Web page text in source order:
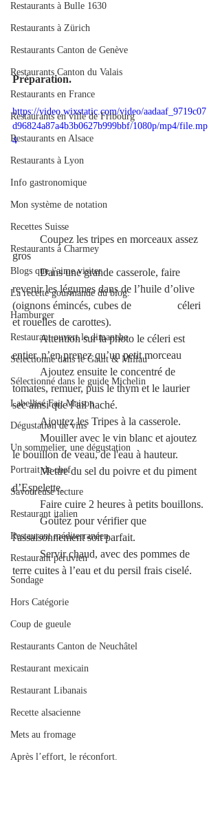
Restaurants à Bulle 1630
Restaurants à Zürich
Restaurants Canton de Genève
Restaurants Canton du Valais
Restaurants en France
Restaurants en ville de Fribourg
Restaurants en Alsace
Restaurants à Lyon
Info gastronomique
Mon système de notation
Recettes Suisse
Restaurants à Charmey
Blogs que j'aime visiter
La recette gourmande du blog.
Hamburger
Restaurant ouvert le dimanche
Sélectionné dans le Gault & Millau
Sélectionné dans le guide Michelin
Labellisé Fait Maison
Dégustation de vins
Un sommelier, une dégustation
Portrait de chef
Savoureuse lecture
Restaurant italien
Restaurant méditerranéen
Restaurant péruvien
Sondage
Hors Catégorie
Coup de gueule
Restaurants Canton de Neuchâtel
Restaurant mexicain
Restaurant Libanais
Recette alsacienne
Mets au fromage
Après l’effort, le réconfort.
Préparation.
https://video.wixstatic.com/video/aadaaf_9719c07
d96824a87a4b3b0627b999bbf/1080p/mp4/file.mp
4
gros
	Dans une grande casserole, faire
revenir les légumes dans de l’huile d’olive
(oignons émincés, cubes de 		céleri
et rouelles de carottes).
	Attention sur la photo le céleri est
entier, n’en prenez qu’un petit morceau
tomates, remuer, puis le thym et le laurier
sec ainsi que l’ail haché.
	Ajoutez les Tripes à la casserole.
le bouillon de veau, de l'eau à hauteur.
	Mettre du sel du poivre et du piment
d’Espelette.
	Faire cuire 2 heures à petits bouillons.
	Goûtez pour vérifier que
l'assaisonnement soit parfait.
	Servir chaud, avec des pommes de
terre cuites à l’eau et du persil frais ciselé.